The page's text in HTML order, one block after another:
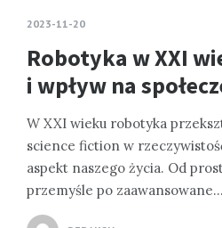
2023-11-20
Robotyka w XXI
i wpływ na
W XXI wieku robotyka
science fiction w
aspekt naszego życia. Od
przemyśle po zaawansowane…